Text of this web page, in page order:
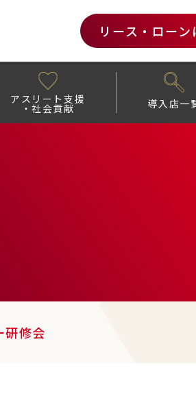
リース・ローン
アスリート支援
・社会貢献 導入店一
研修会